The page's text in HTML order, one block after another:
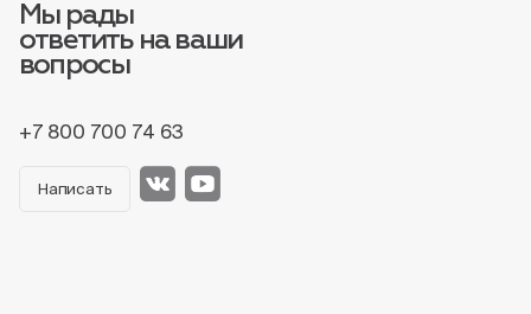
Мы рады
ответить на ваши
вопросы
+7 800 700 74 63
Написать